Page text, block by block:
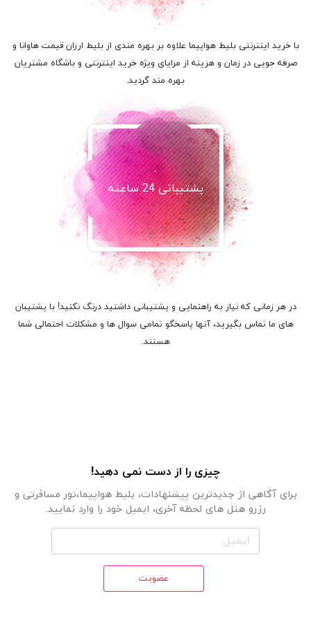
با خرید اینترنتی بلیط هواپیما علاوه بر بهره مندی از بلیط ارزان قیمت هاوانا و
صرفه جویی در زمان و هزینه از مزایای ویژه خرید اینترنتی و باشگاه مشتریان
بهره مند گردید.
پشتیبانی 24 ساعته
در هر زمانی که نیاز به راهنمایی و پشتیبانی داشتید درنگ نکنید! با پشتیبان
های ما تماس بگیرید، آنها پاسخگو تمامی سوال ها و مشکلات احتمالی شما
هستند.
چیزی را از دست نمی دهید!